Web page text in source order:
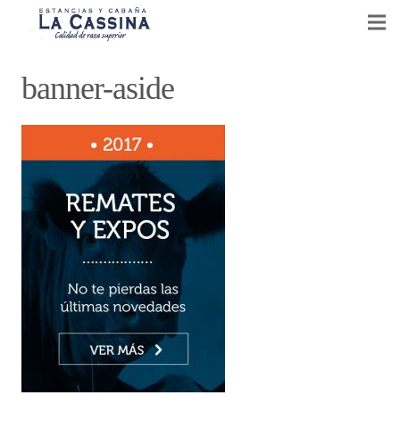
VENTA DE REPRODUCTORES
EVENTOS
NOTICIAS
CONTACTO
banner-aside